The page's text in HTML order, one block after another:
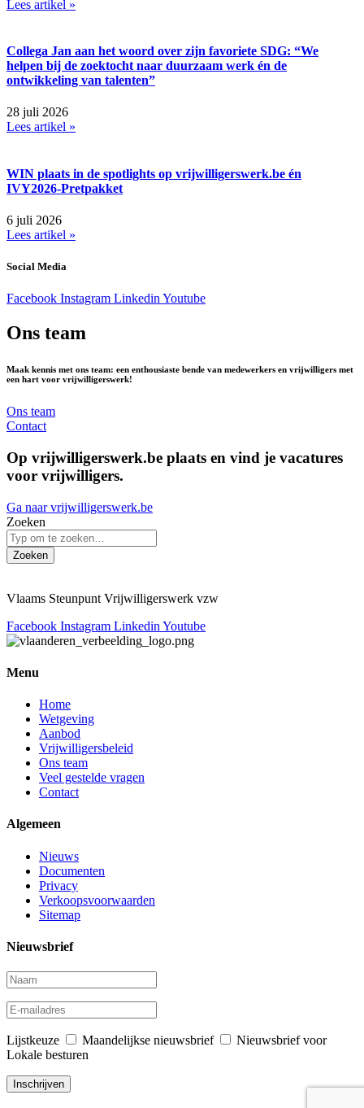
Lees artikel »
Collega Jan aan het woord over zijn favoriete SDG: “We
helpen bij de zoektocht naar duurzaam werk én de
ontwikkeling van talenten”
28 juli 2026
Lees artikel »
WIN plaats in de spotlights op vrijwilligerswerk.be én
IVY2026-Pretpakket
6 juli 2026
Lees artikel »
Social Media
Facebook Instagram Linkedin Youtube
Ons team
Maak kennis met ons team: een enthousiaste bende van medewerkers en vrijwilligers met
een hart voor vrijwilligerswerk!
Ons team
Contact
Op vrijwilligerswerk.be plaats en vind je vacatures
voor vrijwilligers.
Ga naar vrijwilligerswerk.be
Zoeken
Zoeken
Vlaams Steunpunt Vrijwilligerswerk vzw
Facebook Instagram Linkedin Youtube
Menu
Home
Wetgeving
Aanbod
Vrijwilligersbeleid
Ons team
Veel gestelde vragen
Contact
Algemeen
Nieuws
Documenten
Privacy
Verkoopsvoorwaarden
Sitemap
Nieuwsbrief
Lijstkeuze Maandelijkse nieuwsbrief
Nieuwsbrief voor
Lokale besturen